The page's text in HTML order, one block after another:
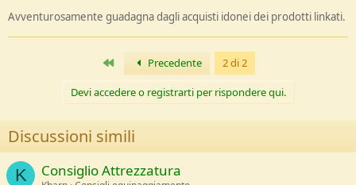
€14,99
QUECHUA Set 3 posate (coltello, forchetta, cucchiaio) verde
https://www.decathlon.it/-id_8386032.html
Fornello e pentolino non sono necessari, molte volte non li porto
Avventurosamente guadagna dagli acquisti idonei dei prodotti linkati.
Primo Precedente 2 di 2
Devi accedere o registrarti per rispondere qui.
Discussioni simili
K Consiglio Attrezzatura